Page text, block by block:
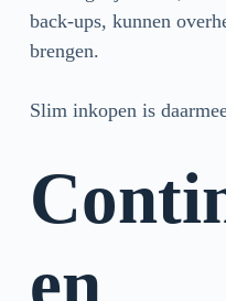
back-ups, kunnen
brengen.
Slim inkopen is
en